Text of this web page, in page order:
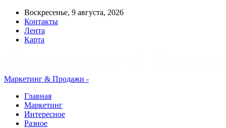
Воскресенье, 9 августа, 2026
Контакты
Лента
Карта
Маркетинг & Продажи -
Главная
Маркетинг
Интересное
Разное